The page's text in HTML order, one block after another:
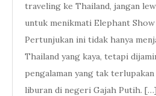
traveling ke Thailand, jangan
untuk menikmati Elephant
Pertunjukan ini tidak hanya
Thailand yang kaya, tetapi
pengalaman yang tak
liburan di negeri Gajah Putih. […]